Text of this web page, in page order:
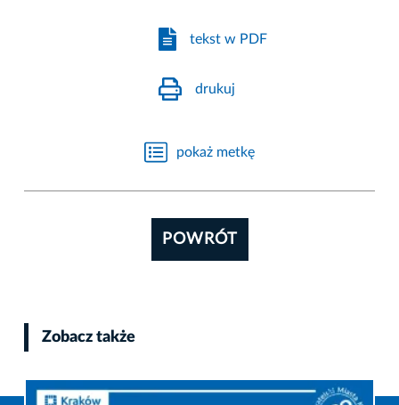
tekst w PDF
drukuj
pokaż metkę
POWRÓT
Zobacz także